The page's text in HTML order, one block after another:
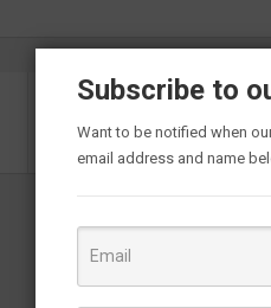
एयर मार्शल रवि
Subscribe to
Want to be notified when
email address and name